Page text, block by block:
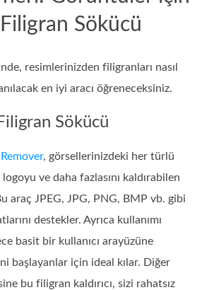
Sökücü
resimlerinizden filigranları nasıl
en iyi aracı öğreneceksiniz.
Sökücü
, görsellerinizdeki her türlü
ve daha fazlasını kaldırabilen
araç JPEG, JPG, PNG, BMP vb. gibi
destekler. Ayrıca kullanımı
basit bir kullanıcı arayüzüne
başlayanlar için ideal kılar. Diğer
bu filigran kaldırıcı, sizi rahatsız